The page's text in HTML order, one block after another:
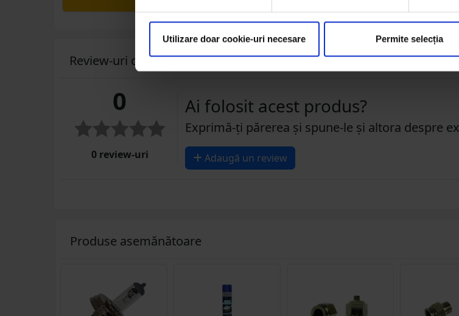
Utilizare doar cookie-uri necesare Permite selecția
Review-uri despre produs ( 0 )
0
0 review-uri
Ai folosit acest produs?
Exprimă-ți părerea și spune-le și altora despre
Adaugă un review
Produse asemănătoare